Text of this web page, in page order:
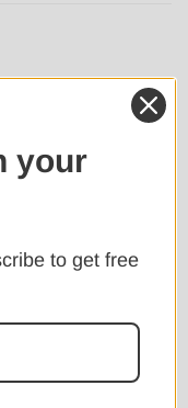
older?
your
to get free